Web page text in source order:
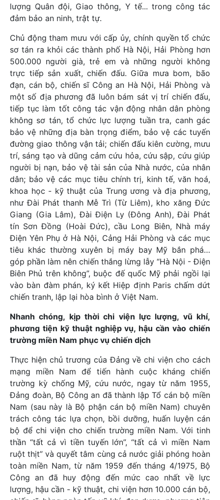
lượng Quân đội, Giao thông, Y tế... trong công tác
đảm bảo an ninh, trật tự.
Chủ động tham mưu với cấp ủy, chính quyền tổ chức
sơ tán ra khỏi các thành phố Hà Nội, Hải Phòng hơn
500.000 người già, trẻ em và những người không
trực tiếp sản xuất, chiến đấu. Giữa mưa bom, bão
đạn, cán bộ, chiến sĩ Công an Hà Nội, Hải Phòng và
một số địa phương đã luôn bám sát vị trí chiến đấu,
tiếp tục làm tốt công tác vận động nhân dân phòng
không sơ tán, tổ chức lực lượng tuần tra, canh gác
bảo vệ những địa bàn trọng điểm, bảo vệ các tuyến
đường giao thông vận tải; chiến đấu kiên cường, mưu
trí, sáng tạo và dũng cảm cứu hỏa, cứu sập, cứu giúp
người bị nạn, bảo vệ tài sản của Nhà nước, của nhân
dân; bảo vệ các mục tiêu chính trị, kinh tế, văn hoá,
khoa học - kỹ thuật của Trung ương và địa phương,
như Đài Phát thanh Mễ Trì (Từ Liêm), kho xăng Đức
Giang (Gia Lâm), Đài Điện Ly (Đông Anh), Đài Phát
tín Sơn Đồng (Hoài Đức), cầu Long Biên, Nhà máy
Điện Yên Phụ ở Hà Nội, Cảng Hải Phòng và các mục
tiêu khác thường xuyên bị máy bay Mỹ bắn phá…
góp phần làm nên chiến thắng lừng lẫy “Hà Nội - Điện
Biên Phủ trên không”, buộc đế quốc Mỹ phải ngồi lại
vào bàn đàm phán, ký kết Hiệp định Paris chấm dứt
chiến tranh, lập lại hòa bình ở Việt Nam.
Nhanh chóng, kịp thời chi viện lực lượng, vũ khí,
phương tiện kỹ thuật nghiệp vụ, hậu cần vào chiến
trường miền Nam phục vụ chiến dịch
Thực hiện chủ trương của Đảng về chi viện cho cách
mạng miền Nam để tiến hành cuộc kháng chiến
trường kỳ chống Mỹ, cứu nước, ngay từ năm 1955,
Đảng đoàn, Bộ Công an đã thành lập Tổ cán bộ miền
Nam (sau này là Bộ phận cán bộ miền Nam) chuyên
trách công tác lựa chọn, bồi dưỡng, huấn luyện cán
bộ để chi viện cho chiến trường miền Nam. Với tinh
thần “tất cả vì tiền tuyến lớn”, “tất cả vì miền Nam
ruột thịt” và quyết tâm cùng cả nước giải phóng hoàn
toàn miền Nam, từ năm 1959 đến tháng 4/1975, Bộ
Công an đã huy động đến mức cao nhất về lực
lượng, hậu cần - kỹ thuật, chi viện hơn 10.000 cán bộ,